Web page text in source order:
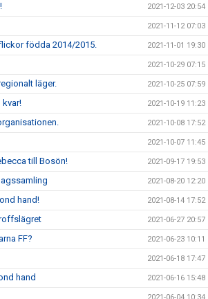
2021-12-03 20:54
2021-11-12 07:03
födda 2014/2015. 2021-11-01 19:30
2021-10-29 07:15
läger. 2021-10-25 07:59
kvar! 2021-10-19 11:23
2021-10-08 17:52
2021-10-07 11:45
till Bosön! 2021-09-17 19:53
2021-08-20 12:20
hand! 2021-08-14 17:52
2021-06-27 20:57
FF? 2021-06-23 10:11
2021-06-18 17:47
hand 2021-06-16 15:48